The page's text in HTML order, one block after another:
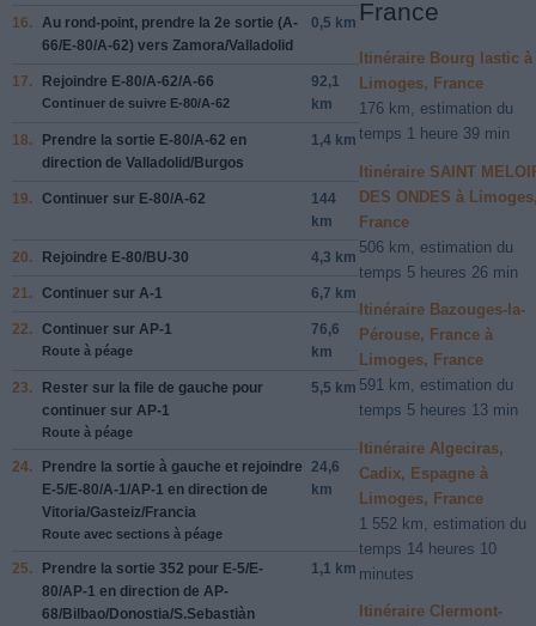
16. Au rond-point, prendre la 2e sortie (A-
66/E-80/A-62) vers Zamora/Valladolid
0,5 km
17. Rejoindre E-80/A-62/A-66
Continuer de suivre E-80/A-62
92,1
km
18. Prendre la sortie E-80/A-62 en
direction de Valladolid/Burgos
1,4 km
19. Continuer sur E-80/A-62
144
km
20. Rejoindre E-80/BU-30 4,3 km
21. Continuer sur A-1 6,7 km
22. Continuer sur AP-1
Route à péage
76,6
km
23. Rester sur la file de gauche pour
continuer sur AP-1
Route à péage
5,5 km
24. Prendre la sortie à gauche et rejoindre
E-5/E-80/A-1/AP-1 en direction de
Vitoria/Gasteiz/Francia
Route avec sections à péage
24,6
km
25. Prendre la sortie 352 pour E-5/E-
80/AP-1 en direction de AP-
68/Bilbao/Donostia/S.Sebastiàn
1,1 km
France
Itinéraire Bourg lastic à
Limoges, France
176 km, estimation du
temps 1 heure 39 min
Itinéraire SAINT
DES ONDES à
France
506 km, estimation du
temps 5 heures 26 min
Itinéraire Bazouges-la-
Pérouse, France à
Limoges, France
591 km, estimation du
temps 5 heures 13 min
Itinéraire Algeciras,
Cadix, Espagne à
Limoges, France
1 552 km, estimation du
temps 14 heures 10
minutes
Itinéraire Clermont-